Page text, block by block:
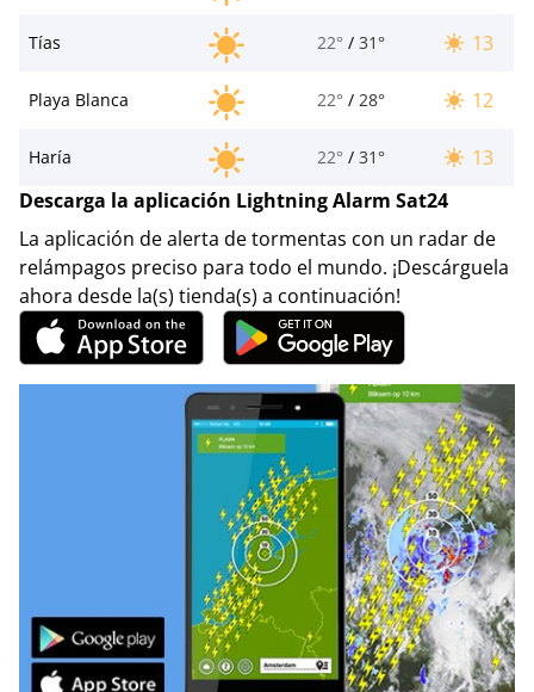
Tías 22° / 31° 13
Playa Blanca 22° / 28° 12
Haría 22° / 31°
13
Descarga la aplicación Lightning Alarm Sat24
La aplicación de alerta de tormentas con un radar de
relámpagos preciso para todo el mundo. ¡Descárguela
ahora desde la(s) tienda(s) a continuación!